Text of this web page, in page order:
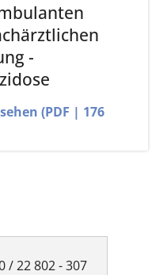
-
(PDF | 176
/ 22 802 - 307